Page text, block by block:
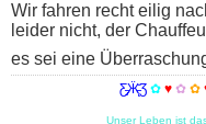
Wir fahren recht eilig
leider nicht, der
es sei eine
Ƹ̵̡Ӝ̵̨̄Ʒ ✿♥✿ ✿
Unser Leben ist